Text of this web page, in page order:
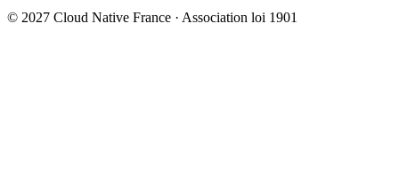
© 2027 Cloud Native France · Association loi 1901